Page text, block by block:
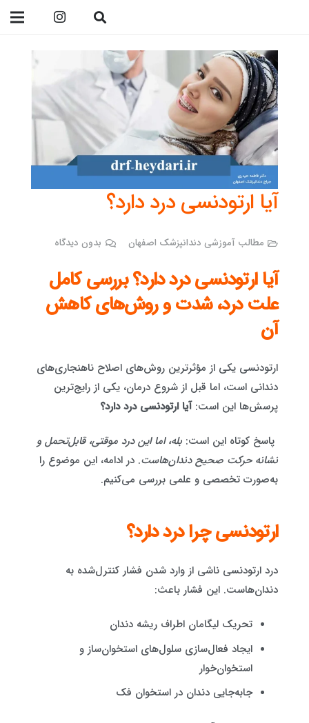
آیا ارتودنسی درد دارد؟
مطالب آموزشی دندانپزشک اصفهان بدون دیدگاه
آیا ارتودنسی درد دارد؟ بررسی کامل
علت درد، شدت و روش‌های کاهش
آن
ارتودنسی یکی از مؤثرترین روش‌های اصلاح ناهنجاری‌های
دندانی است، اما قبل از شروع درمان، یکی از رایج‌ترین
پرسش‌ها این است:آیا ارتودنسی درد دارد؟
پاسخ کوتاه این است: بله، اما این درد موقتی، قابل‌تحمل و
نشانه حرکت صحیح دندان‌هاست. در ادامه، این موضوع را
به‌صورت تخصصی و علمی بررسی می‌کنیم.
ارتودنسی چرا درد دارد؟
درد ارتودنسی ناشی از وارد شدن فشار کنترل‌شده به
دندان‌هاست. این فشار باعث:
تحریک لیگامان اطراف ریشه دندان
ایجاد فعال‌سازی سلول‌های استخوان‌ساز و
استخوان‌خوار
جابه‌جایی دندان در استخوان فک